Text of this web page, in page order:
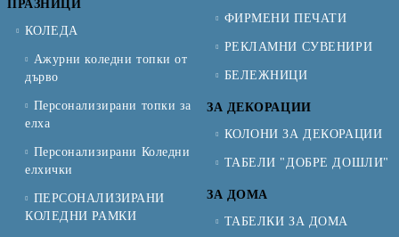
ПРАЗНИЦИ
КОЛЕДА
Ажурни коледни топки от
дърво
Персонализирани топки за
елха
Персонализирани Коледни
елхички
ПЕРСОНАЛИЗИРАНИ
КОЛЕДНИ РАМКИ
ФИРМЕНИ ПЕЧАТИ
РЕКЛАМНИ СУВЕНИРИ
БЕЛЕЖНИЦИ
ЗА ДЕКОРАЦИИ
КОЛОНИ ЗА ДЕКОРАЦИИ
ТАБЕЛИ "ДОБРЕ ДОШЛИ"
ЗА ДОМА
ТАБЕЛКИ ЗА ДОМА